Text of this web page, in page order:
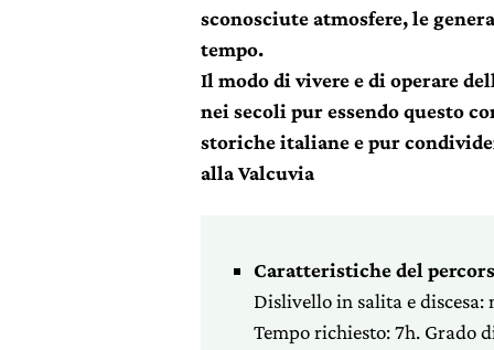
sconosciute atmosfere, le
tempo.
Il modo di vivere e di operare
nei secoli pur essendo questo
storiche italiane e pur
alla Valcuvia
Caratteristiche del
Dislivello in salita e discesa:
Tempo richiesto: 7h. Grado